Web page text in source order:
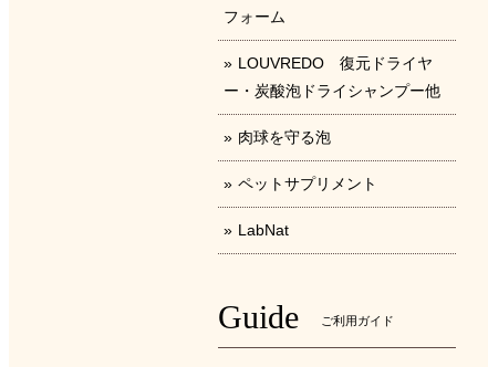
フォーム
LOUVREDO 復元ドライヤ
ー・炭酸泡ドライシャンプー他
肉球を守る泡
ペットサプリメント
LabNat
Guide ご利用ガイド